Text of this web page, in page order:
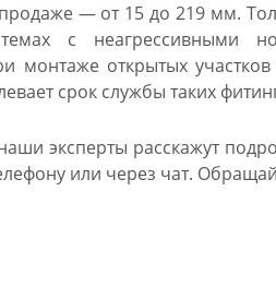
— от 15 до 219 мм.
с неагрессивными
монтаже открытых
срок службы таких
эксперты расскажут
или через чат.